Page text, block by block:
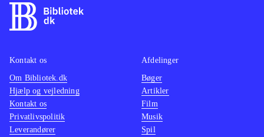
Kontakt os
Om Bibliotek.dk
Hjælp og vejledning
Kontakt os
Privatlivspolitik
Leverandører
Afdelinger
Bøger
Artikler
Film
Musik
Spil